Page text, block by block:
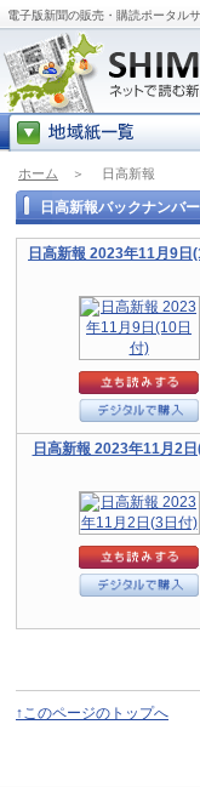
電子版新聞の販売・購読ポータル
ホーム ＞ 日高新報
日高新報バックナンバー
日高新報 2023年11月9日
日高新報 2023年11月2
↑このページのトップへ